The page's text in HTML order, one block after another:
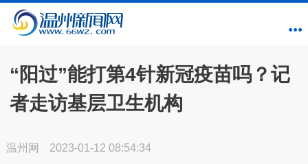
“阳过”能打第4针新冠疫苗吗？记
者走访基层卫生机构
温州网 2023-01-12 08:54:34